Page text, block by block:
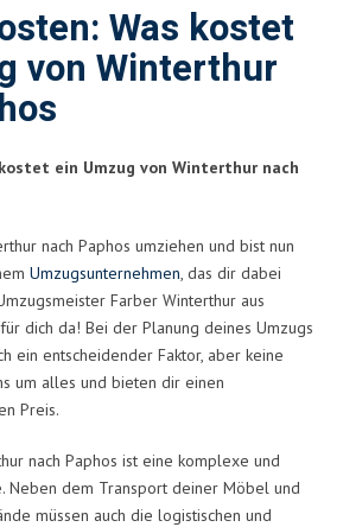
Was kostet
von Winterthur
ein Umzug von Winterthur nach
nach Paphos umziehen und bist nun
Umzugsunternehmen, das dir dabei
Farber Winterthur aus
dich da! Bei der Planung deines Umzugs
ein entscheidender Faktor, aber keine
um alles und bieten dir einen
Preis.
nach Paphos ist eine komplexe und
Neben dem Transport deiner Möbel und
müssen auch die logistischen und